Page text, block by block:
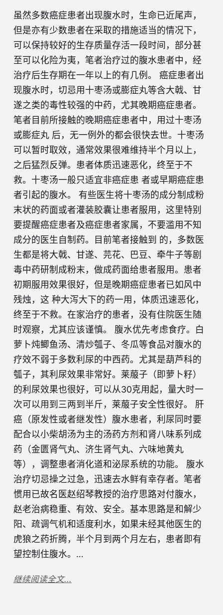
虽然多数癌症患者出现腹水时，生命已近尾声，
但是亦有少数患者在采取的措施适当的情况下，
可以保持较好的生存质量存活一段时间，部分甚
至可以化险为夷，笔者治疗过的腹水患者中，经
治疗后生存期在一年以上的有几例。 癌症患者出
现腹水时，切忌用十枣汤或膨症丸等含大戟、甘
遂之类的毒性较强的中药，尤其晚期癌症患者。
笔者目前所接触的晚期癌症患者中，用过十枣汤
或膨症丸 后，无一例外的都会很快去世。十枣汤
可以暂时取效，通常效果很难维持半个月以上，
之后猛烈反弹。患者体质迅速恶化，终至于不
救。十枣汤一般只适宜非癌症患 者或早期癌症患
者引起的腹水。 有些医生将十枣汤的成分制成粉
末状的药面或者灌装胶囊让患者服用，这里特别
要提醒癌症患者及癌症患者家属，不要滥用不知
成分的医生自制药。目前笔者接触到 的，多数医
生都是将大戟、甘遂、芫花、巴豆、牵牛子等剧
毒中药研制成粉末，做成药面给患者服用。患者
初期服用效果很好，但是晚期癌症患者已如风中
残烛，这 种大泻大下的药一用，体质迅速恶化，
终至于不救。在家治疗的患者，没有住院医生随
时观察，尤其应该谨慎。 腹水优先考虑食疗。白
萝卜炖鲫鱼汤、清炒瓠子、冬瓜等食品对腹水的
疗效不弱于多数利尿的中西药。尤其是葫芦科的
瓠子，其利尿效果非常好。莱菔子（即萝卜籽）
的利尿效果也很好，可以从30克用起，量大时一
次可以用到三两到半斤，莱菔子安全性很好。 肝
癌（原发性或者继发性）腹水患者，利尿同时要
配合以小柴胡汤为主的汤药方剂和肾八味系列成
药（金匮肾气丸、济生肾气丸、六味地黄丸
等），调整患者消化道和泌尿系统的功能。 腹水
治疗切忌操之过急，迅速去水鲜有幸存者。笔者
惯用已故名医赵绍琴教授的治疗思路对付腹水，
赵老治病稳重、有效、安全。基本思路是和解少
阳、疏调气机和适度利水，如果未经其他医生的
虎狼之药折腾，半个月到两个月左右，患者即有
望控制住腹水。…
继续阅读全文...